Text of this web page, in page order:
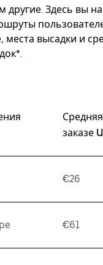
другие. Здесь вы
места высадки и
заказе
€26
€61